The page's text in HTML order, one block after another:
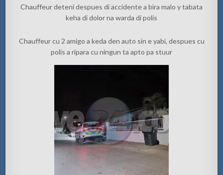
Chauffeur deteni despues di accidente a bira malo y tabata
keha di dolor na warda di polis
Chauffeur cu 2 amigo a keda den auto sin e yabi, despues cu
polis a ripara cu ningun ta apto pa stuur